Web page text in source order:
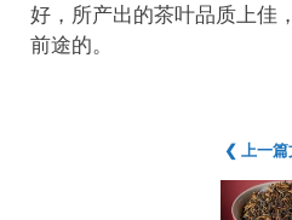
好，所产出的茶叶品质上佳
前途的。
❮ 上一篇